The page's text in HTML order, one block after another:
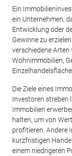
Ein
ein Unternehmen,
Entwicklung oder
Gewinne zu
verschiedene
Wohnimmobilien,
Die Ziele eines
Investoren streben
Immobilien
halten, um von
profitieren. Andere
kurzfristigen
einem niedrigeren